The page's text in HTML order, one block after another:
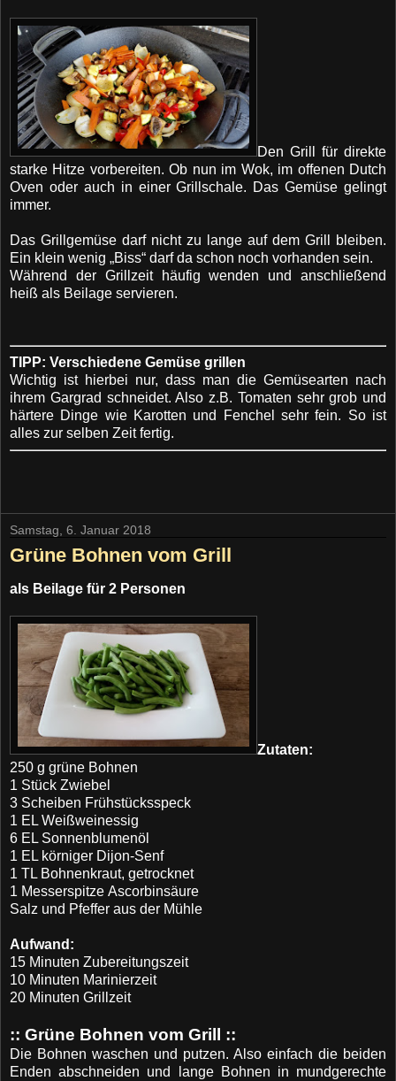
Den Grill für direkte
starke Hitze vorbereiten. Ob nun im Wok, im offenen Dutch
Oven oder auch in einer Grillschale. Das Gemüse gelingt
immer.
Das Grillgemüse darf nicht zu lange auf dem Grill bleiben.
Ein klein wenig „Biss“ darf da schon noch vorhanden sein.
Während der Grillzeit häufig wenden und anschließend
heiß als Beilage servieren.
TIPP: Verschiedene Gemüse grillen
Wichtig ist hierbei nur, dass man die Gemüsearten nach
ihrem Gargrad schneidet. Also z.B. Tomaten sehr grob und
härtere Dinge wie Karotten und Fenchel sehr fein. So ist
alles zur selben Zeit fertig.
Samstag, 6. Januar 2018
Grüne Bohnen vom Grill
als Beilage für 2 Personen
Zutaten:
250 g grüne Bohnen
1 Stück Zwiebel
3 Scheiben Frühstücksspeck
1 EL Weißweinessig
6 EL Sonnenblumenöl
1 EL körniger Dijon-Senf
1 TL Bohnenkraut, getrocknet
1 Messerspitze Ascorbinsäure
Salz und Pfeffer aus der Mühle
Aufwand:
15 Minuten Zubereitungszeit
10 Minuten Marinierzeit
20 Minuten Grillzeit
:: Grüne Bohnen vom Grill ::
Die Bohnen waschen und putzen. Also einfach die beiden
Enden abschneiden und lange Bohnen in mundgerechte